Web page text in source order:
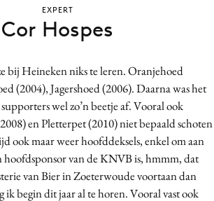
bij Heineken niks te leren. Oranjehoed
(2004), Jagershoed (2006). Daarna was het
wel zo’n beetje af. Vooral ook
en Pletterpet (2010) niet bepaald schoten
ook maar weer hoofddeksels, enkel om aan
van de KNVB is, hmmm, dat
van Bier in Zoeterwoude voortaan dan
ik begin dit jaar al te horen. Vooral vast ook
EXPERT
Cor Hospes